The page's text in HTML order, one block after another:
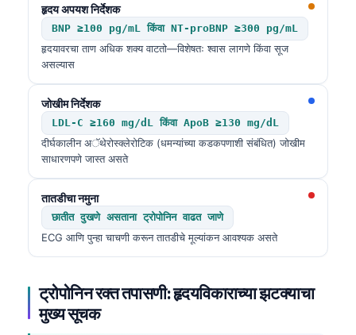
हृदय अपयश निर्देशक
BNP ≥100 pg/mL किंवा NT-proBNP ≥300 pg/mL
हृदयावरचा ताण अधिक शक्य वाटतो—विशेषतः श्वास लागणे किंवा सूज
असल्यास
जोखीम निर्देशक
LDL-C ≥160 mg/dL किंवा ApoB ≥130 mg/dL
दीर्घकालीन अॅथेरोस्क्लेरोटिक (धमन्यांच्या कडकपणाशी संबंधित) जोखीम
साधारणपणे जास्त असते
तातडीचा नमुना
छातीत दुखणे असताना ट्रोपोनिन वाढत जाणे
ECG आणि पुन्हा चाचणी करून तातडीचे मूल्यांकन आवश्यक असते
ट्रोपोनिन रक्त तपासणी: हृदयविकाराच्या झटक्याचा
मुख्य सूचक